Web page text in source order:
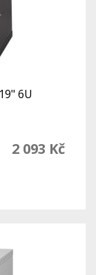
6U
2 093 Kč